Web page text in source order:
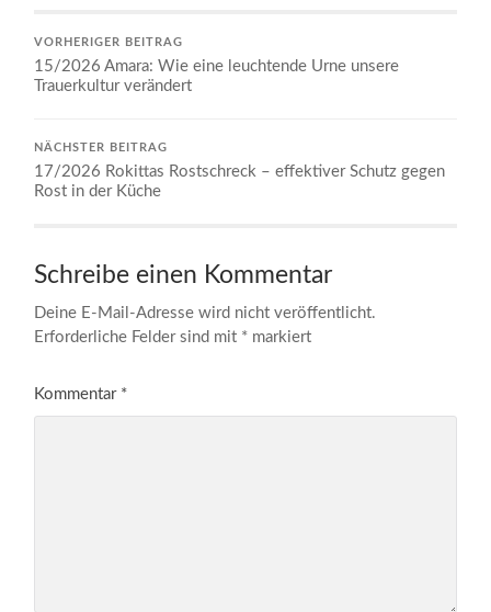
VORHERIGER BEITRAG
15/2026 Amara: Wie eine leuchtende Urne unsere
Trauerkultur verändert
NÄCHSTER BEITRAG
17/2026 Rokittas Rostschreck – effektiver Schutz gegen
Rost in der Küche
Schreibe einen Kommentar
Deine E-Mail-Adresse wird nicht veröffentlicht.
Erforderliche Felder sind mit * markiert
Kommentar *